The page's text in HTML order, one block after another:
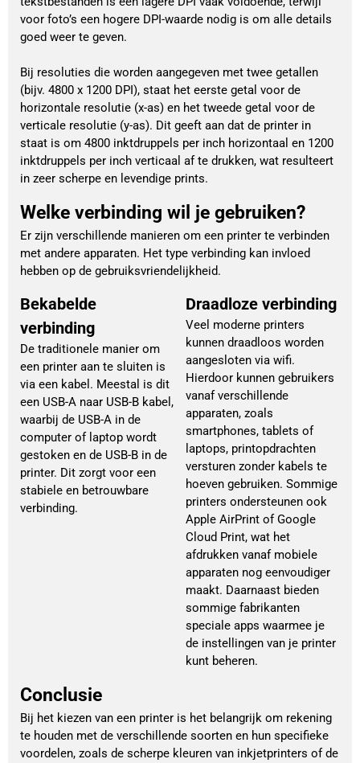
voor foto’s een hogere DPI-waarde nodig is om alle details
goed weer te geven.
Bij resoluties die worden aangegeven met twee getallen
(bijv. 4800 x 1200 DPI), staat het eerste getal voor de
horizontale resolutie (x-as) en het tweede getal voor de
verticale resolutie (y-as). Dit geeft aan dat de printer in
staat is om 4800 inktdruppels per inch horizontaal en 1200
inktdruppels per inch verticaal af te drukken, wat resulteert
in zeer scherpe en levendige prints.
Welke verbinding wil je gebruiken?
Er zijn verschillende manieren om een printer te verbinden
met andere apparaten. Het type verbinding kan invloed
hebben op de gebruiksvriendelijkheid.
Bekabelde
verbinding
De traditionele manier om
een printer aan te sluiten is
via een kabel. Meestal is dit
een USB-A naar USB-B kabel,
waarbij de USB-A in de
computer of laptop wordt
gestoken en de USB-B in de
printer. Dit zorgt voor een
stabiele en betrouwbare
verbinding.
Draadloze verbinding
Veel moderne printers
kunnen draadloos worden
aangesloten via wifi.
Hierdoor kunnen gebruikers
vanaf verschillende
apparaten, zoals
smartphones, tablets of
laptops, printopdrachten
versturen zonder kabels te
hoeven gebruiken. Sommige
printers ondersteunen ook
Apple AirPrint of Google
Cloud Print, wat het
afdrukken vanaf mobiele
apparaten nog eenvoudiger
maakt. Daarnaast bieden
sommige fabrikanten
speciale apps waarmee je
de instellingen van je printer
kunt beheren.
Conclusie
Bij het kiezen van een printer is het belangrijk om rekening
te houden met de verschillende soorten en hun specifieke
voordelen, zoals de scherpe kleuren van inkjetprinters of de